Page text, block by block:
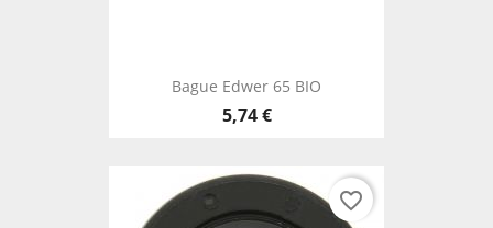
Bague Edwer 65 BIO
5,74 €
favorite_border